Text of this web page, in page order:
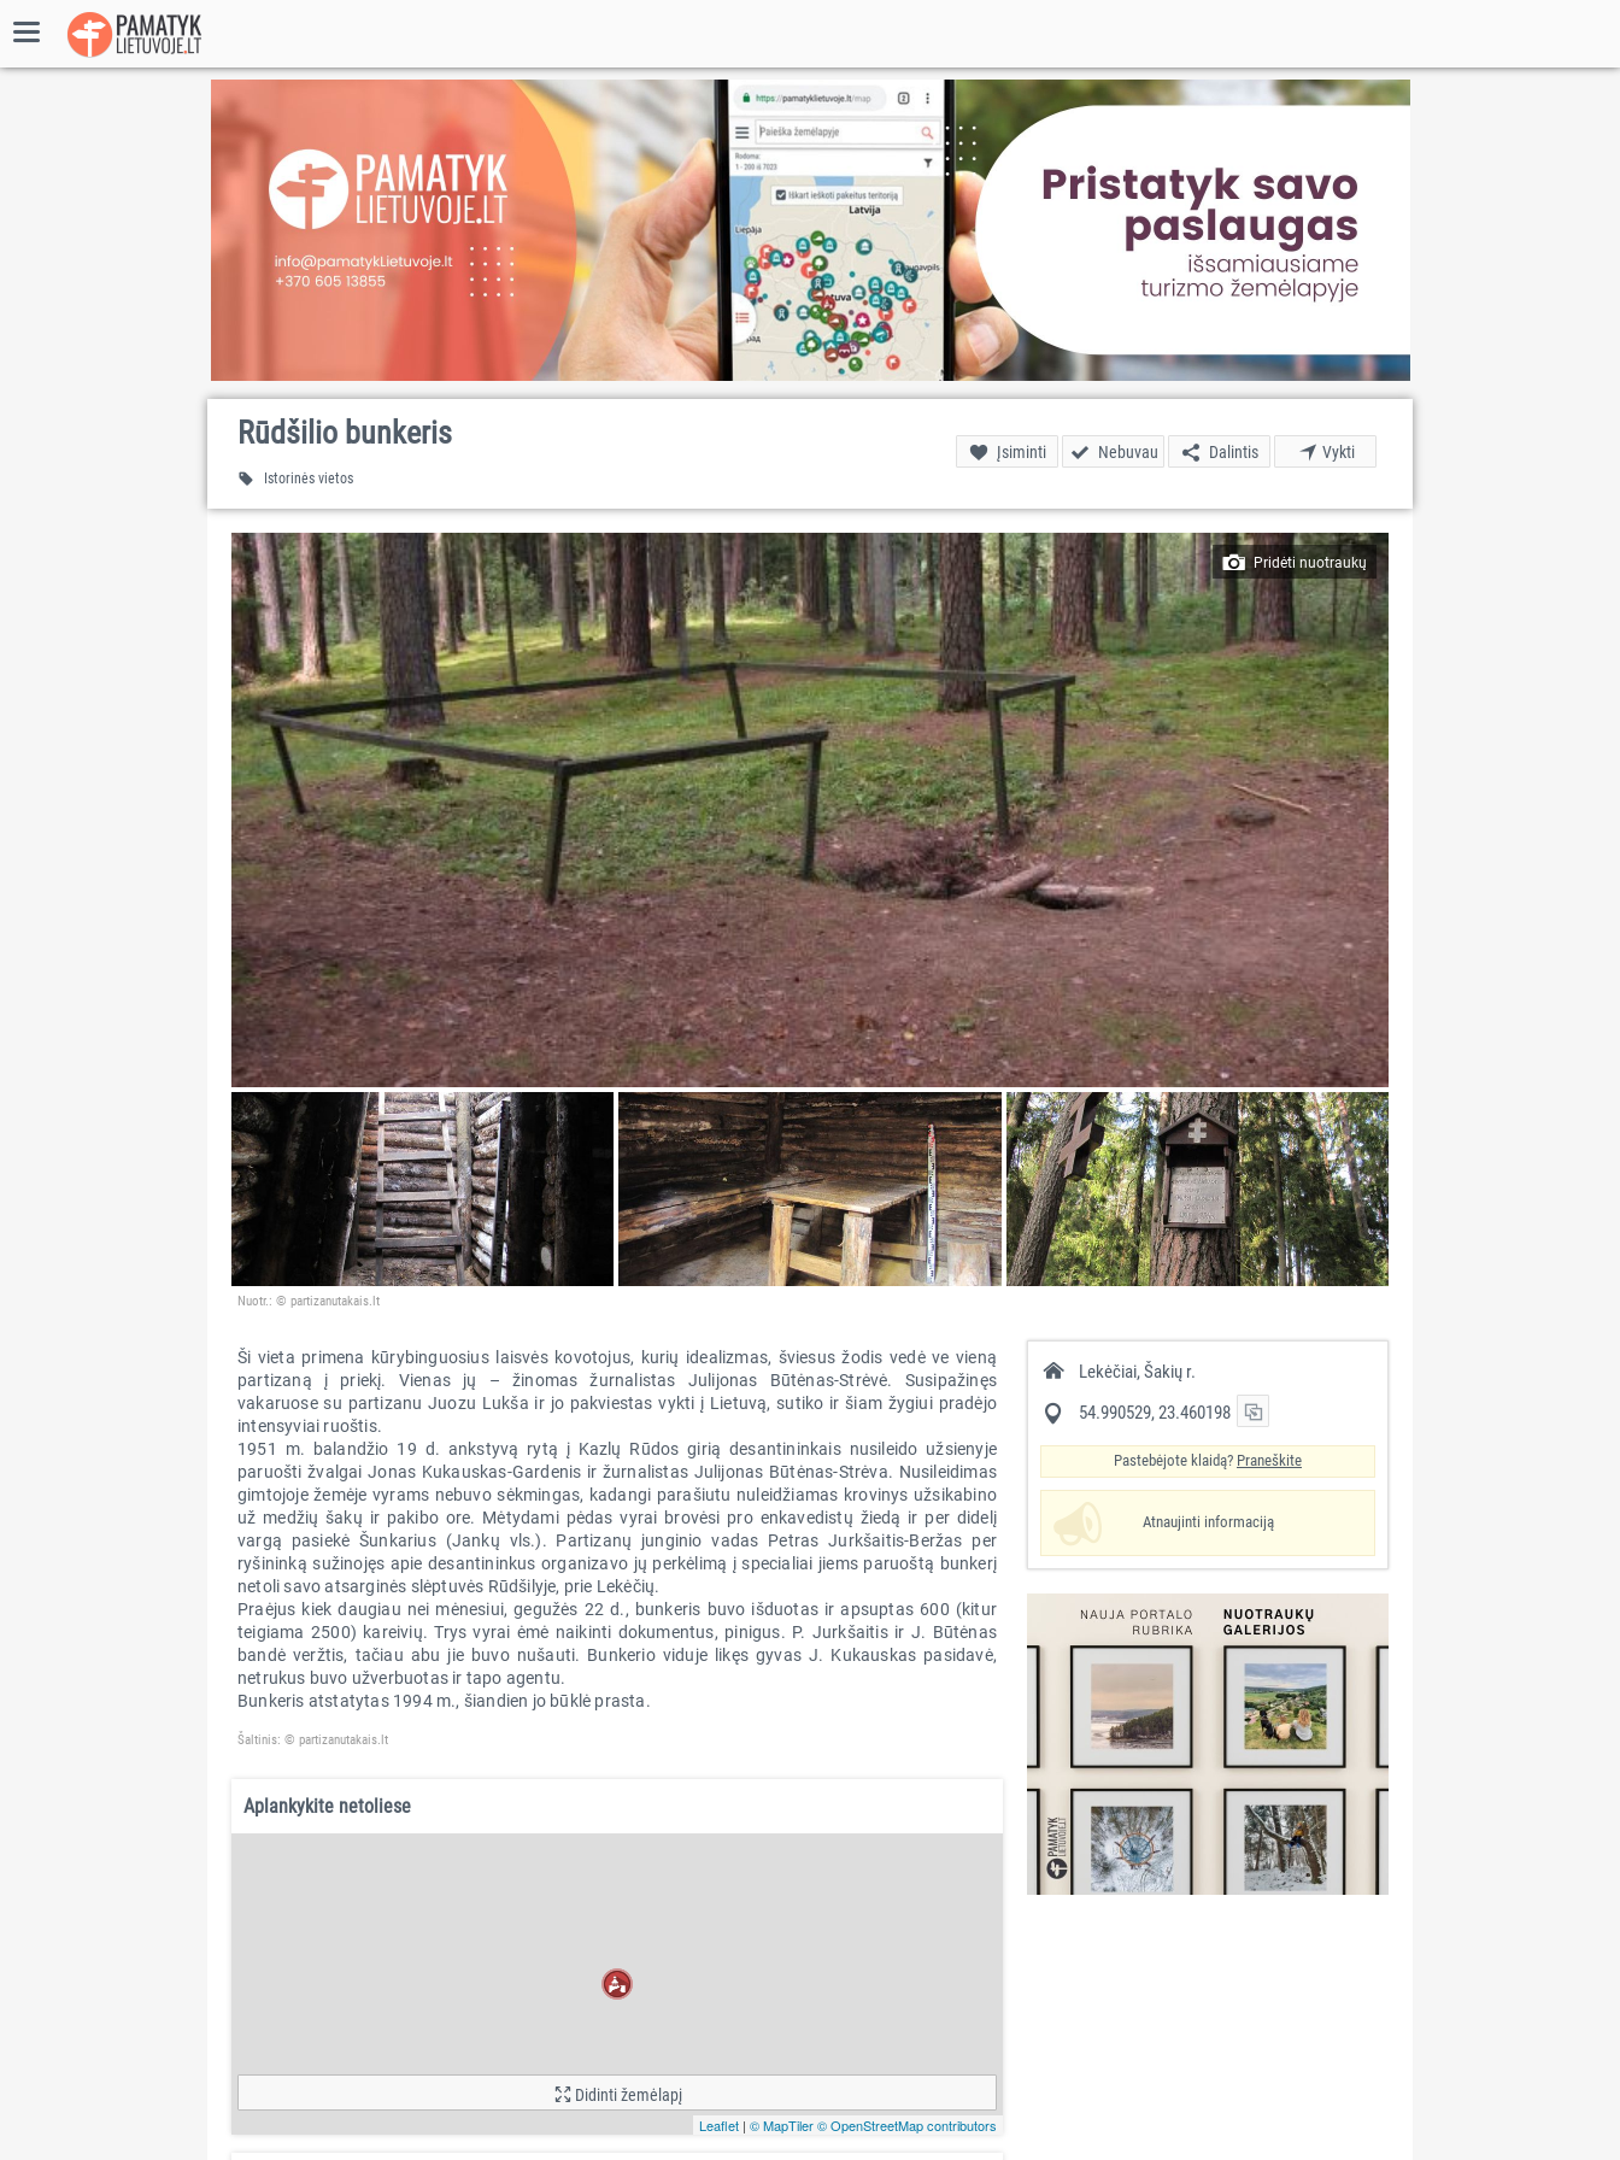
Rūdšilio bunkeris
Istorinės vietos
Įsiminti Nebuvau Dalintis Vykti
Pridėti nuotraukų
Nuotr.: © partizanutakais.lt
Ši vieta primena kūrybinguosius laisvės kovotojus, kurių idealizmas, šviesus žodis vedė ve vieną
partizaną į priekį. Vienas jų – žinomas žurnalistas Julijonas Būtėnas-Strėvė. Susipažinęs
vakaruose su partizanu Juozu Lukša ir jo pakviestas vykti į Lietuvą, sutiko ir šiam žygiui pradėjo
intensyviai ruoštis.
1951 m. balandžio 19 d. ankstyvą rytą į Kazlų Rūdos girią desantininkais nusileido užsienyje
paruošti žvalgai Jonas Kukauskas-Gardenis ir žurnalistas Julijonas Būtėnas-Strėva. Nusileidimas
gimtojoje žemėje vyrams nebuvo sėkmingas, kadangi parašiutu nuleidžiamas krovinys užsikabino
už medžių šakų ir pakibo ore. Mėtydami pėdas vyrai brovėsi pro enkavedistų žiedą ir per didelį
vargą pasiekė Šunkarius (Jankų vls.). Partizanų junginio vadas Petras Jurkšaitis-Beržas per
ryšininką sužinojęs apie desantininkus organizavo jų perkėlimą į specialiai jiems paruoštą bunkerį
netoli savo atsarginės slėptuvės Rūdšilyje, prie Lekėčių.
Praėjus kiek daugiau nei mėnesiui, gegužės 22 d., bunkeris buvo išduotas ir apsuptas 600 (kitur
teigiama 2500) kareivių. Trys vyrai ėmė naikinti dokumentus, pinigus. P. Jurkšaitis ir J. Būtėnas
bandė veržtis, tačiau abu jie buvo nušauti. Bunkerio viduje likęs gyvas J. Kukauskas pasidavė,
netrukus buvo užverbuotas ir tapo agentu.
Bunkeris atstatytas 1994 m., šiandien jo būklė prasta.
Šaltinis: © partizanutakais.lt
Aplankykite netoliese
Leaflet | © MapTiler© OpenStreetMap contributors
Didinti žemėlapį
Lekėčiai, Šakių r.
54.990529, 23.460198
Pastebėjote klaidą? Praneškite
Atnaujinti informaciją